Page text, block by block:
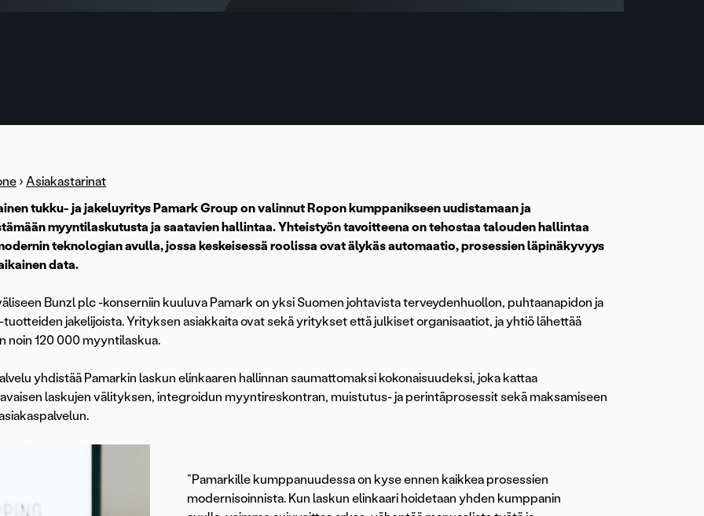
› Asiakastarinat
tukku- ja jakeluyritys Pamark Group on valinnut Ropon kumppanikseen uudistamaan ja
myyntilaskutusta ja saatavien hallintaa. Yhteistyön tavoitteena on tehostaa talouden hallintaa
teknologian avulla, jossa keskeisessä roolissa ovat älykäs automaatio, prosessien läpinäkyvyys
data.
Bunzl plc -konserniin kuuluva Pamark on yksi Suomen johtavista terveydenhuollon, puhtaanapidon ja
tuotteiden jakelijoista. Yrityksen asiakkaita ovat sekä yritykset että julkiset organisaatiot, ja yhtiö lähettää
noin 120 000 myyntilaskua.
yhdistää Pamarkin laskun elinkaaren hallinnan saumattomaksi kokonaisuudeksi, joka kattaa
laskujen välityksen, integroidun myyntireskontran, muistutus- ja perintäprosessit sekä maksamiseen
”Pamarkille kumppanuudessa on kyse ennen kaikkea prosessien
modernisoinnista. Kun laskun elinkaari hoidetaan yhden kumppanin